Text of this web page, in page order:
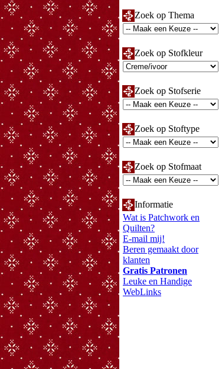
Zoek op Thema
Zoek op Stofkleur
Zoek op Stofserie
Zoek op Stoftype
Zoek op Stofmaat
Informatie
Wat is Patchwork en
Quilten?
E-mail mij!
Beren gemaakt door
klanten
Gratis Patronen
Leuke en Handige
WebLinks